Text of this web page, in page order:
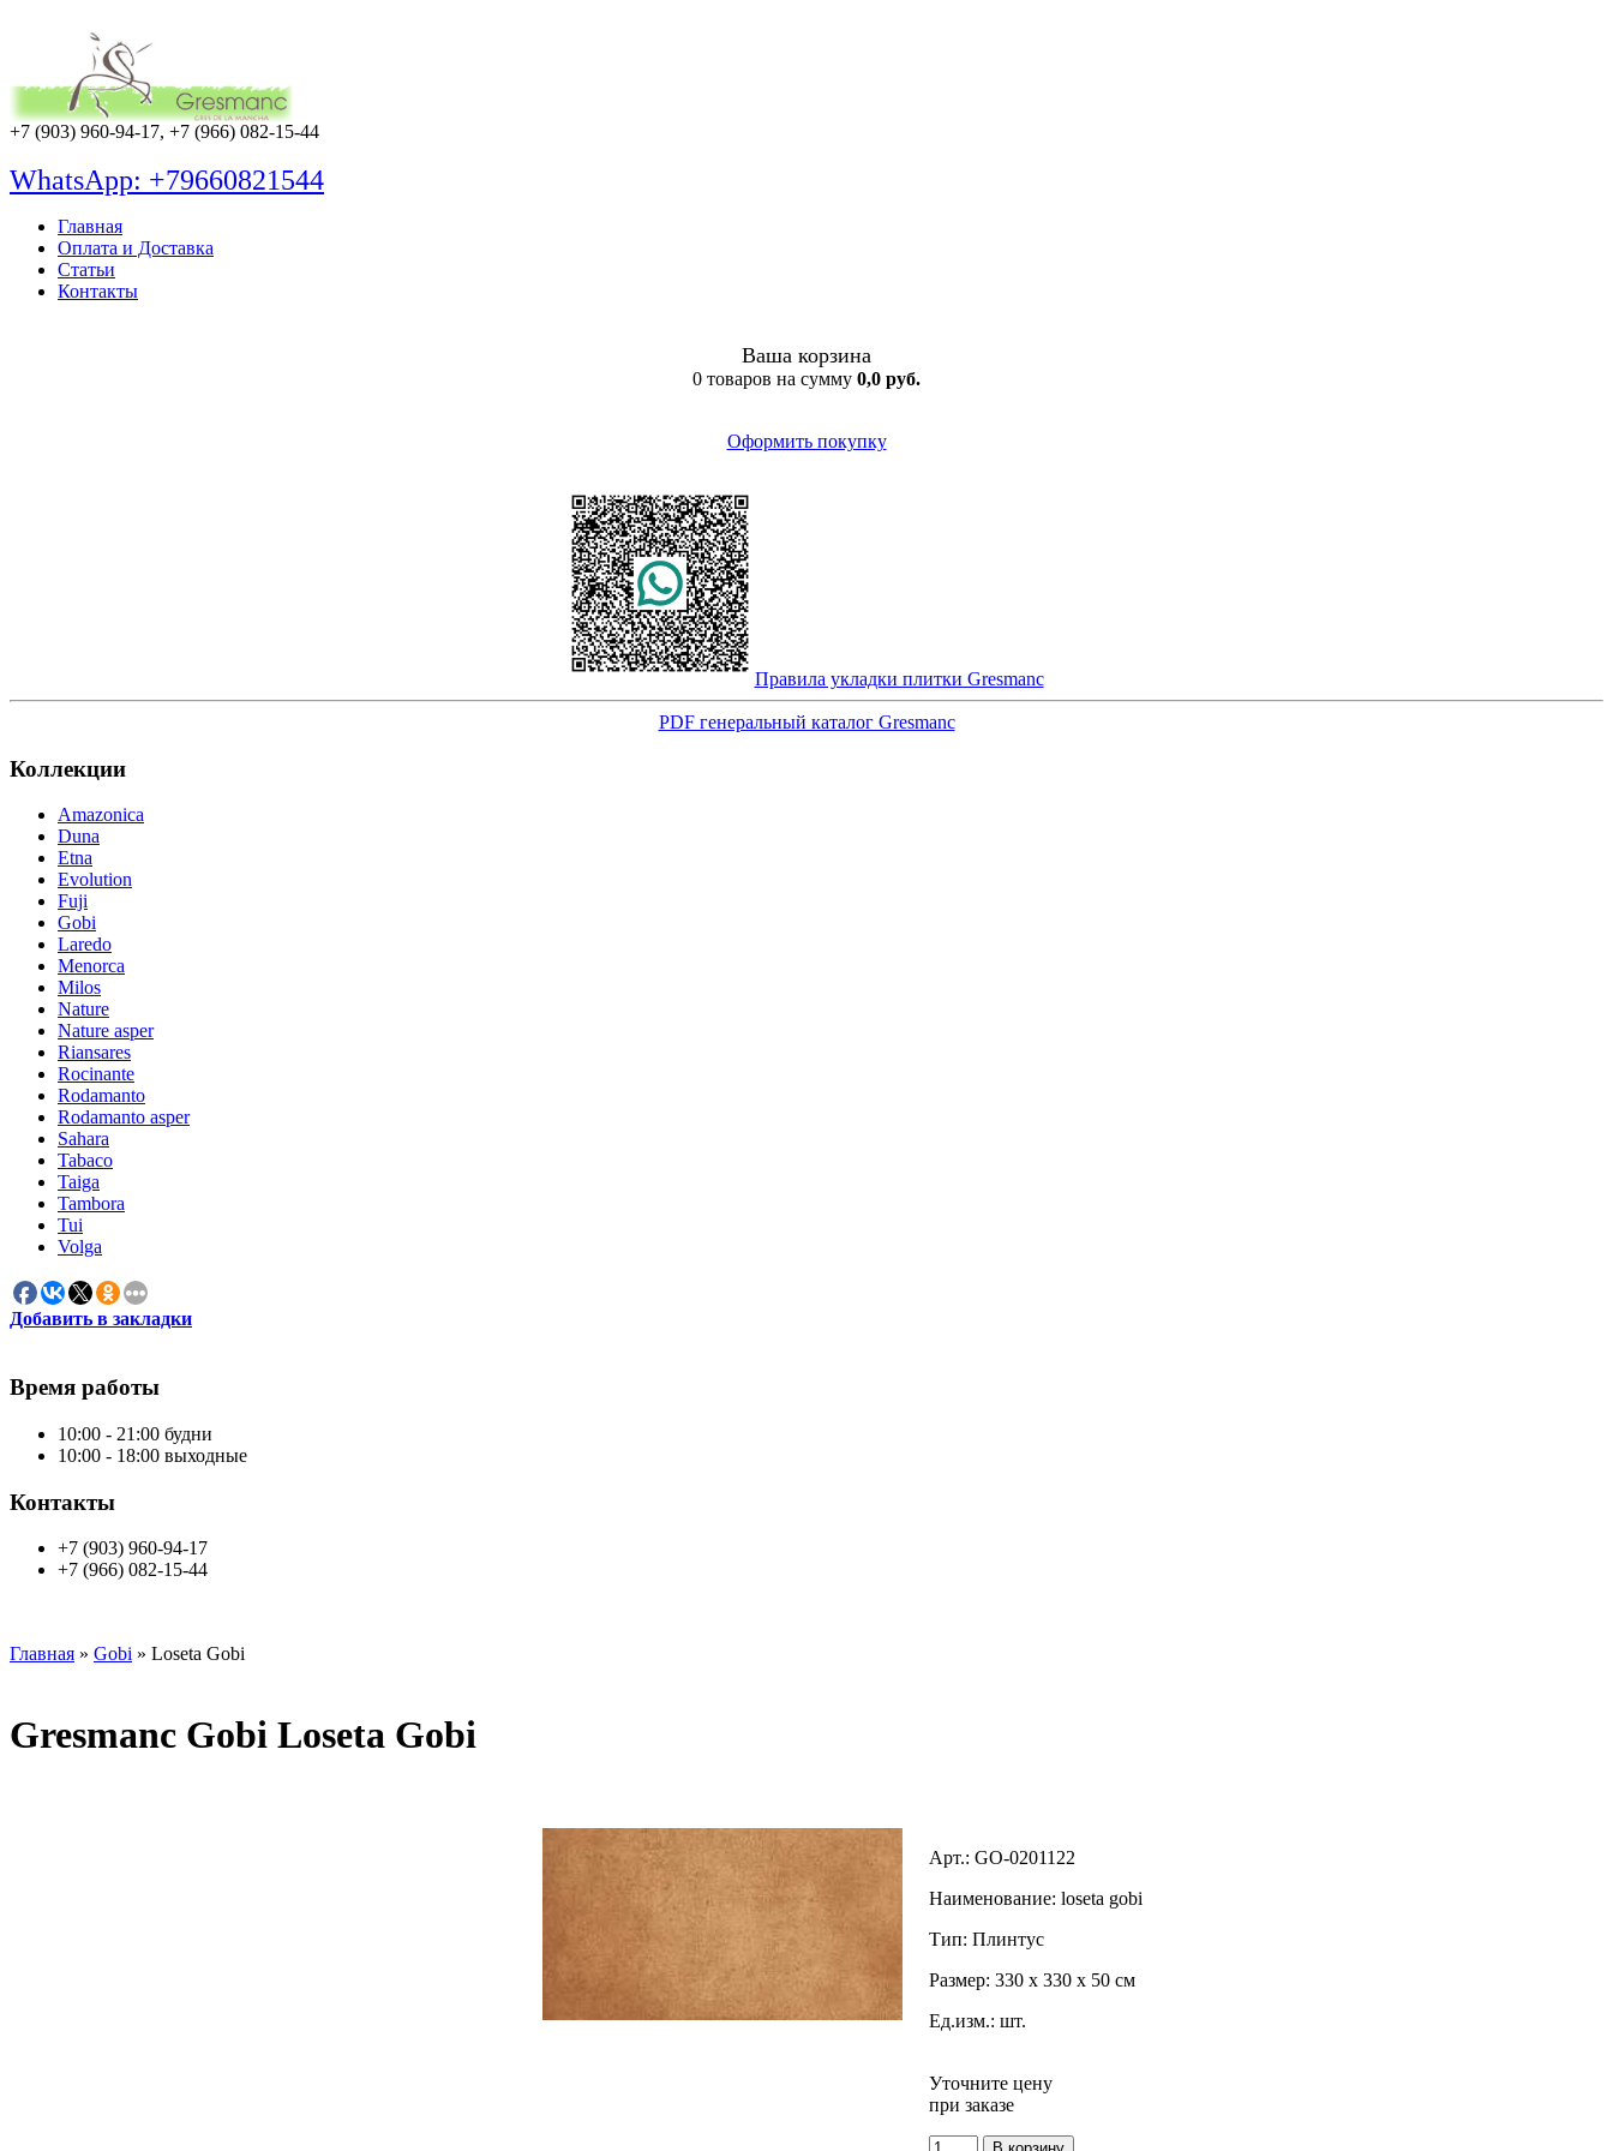
+7 (903) 960-94-17, +7 (966) 082-15-44
WhatsApp: +79660821544
Главная
Оплата и Доставка
Статьи
Контакты
Ваша корзина
0 товаров на сумму 0,0 руб.
Оформить покупку
Правила укладки плитки Gresmanc
PDF генеральный каталог Gresmanc
Коллекции
Amazonica
Duna
Etna
Evolution
Fuji
Gobi
Laredo
Menorca
Milos
Nature
Nature asper
Riansares
Rocinante
Rodamanto
Rodamanto asper
Sahara
Tabaco
Taiga
Tambora
Tui
Volga
Добавить в закладки
Время работы
10:00 - 21:00 будни
10:00 - 18:00 выходные
Контакты
+7 (903) 960-94-17
+7 (966) 082-15-44
Главная » Gobi » Loseta Gobi
Gresmanc Gobi Loseta Gobi
Арт.: GO-0201122
Наименование: loseta gobi
Тип: Плинтус
Размер: 330 x 330 x 50 см
Ед.изм.: шт.
Уточните цену
при заказе